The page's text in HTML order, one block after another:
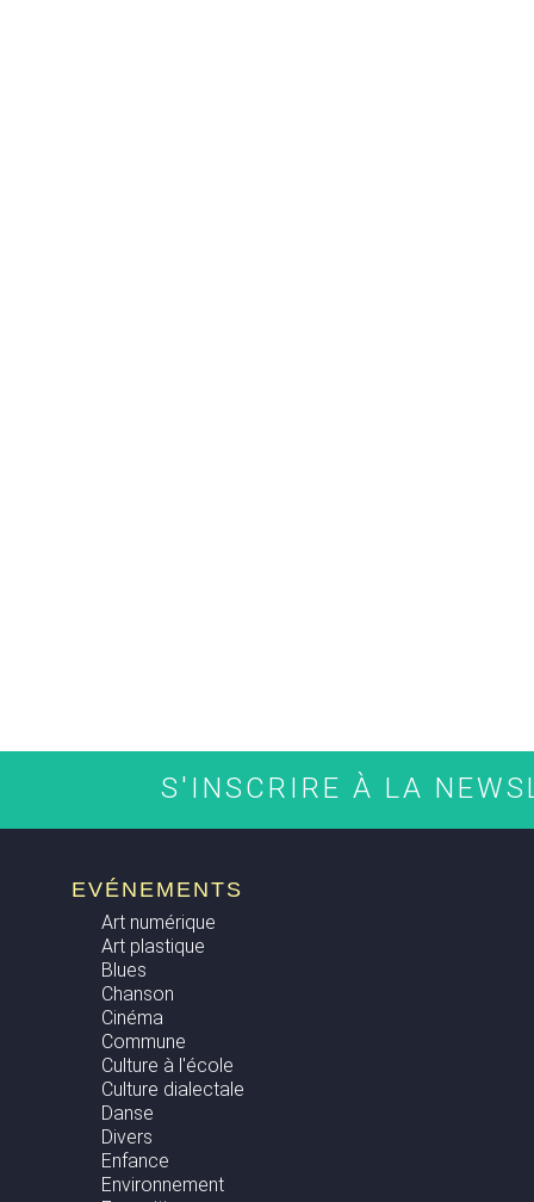
S'INSCRIRE À LA
EVÉNEMENTS
Art numérique
Art plastique
Blues
Chanson
Cinéma
Commune
Culture à l'école
Culture dialectale
Danse
Divers
Enfance
Environnement